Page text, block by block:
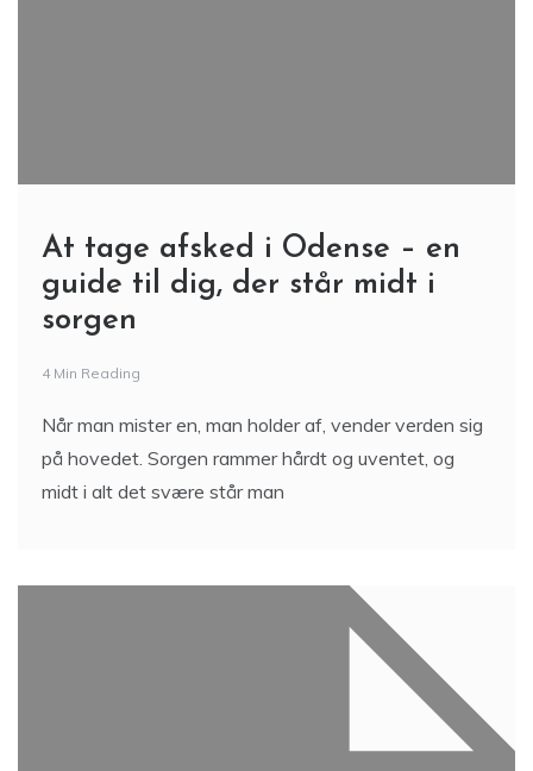
At tage afsked i Odense – en
guide til dig, der står midt i
sorgen
4 Min Reading
Når man mister en, man holder af, vender verden sig
på hovedet. Sorgen rammer hårdt og uventet, og
midt i alt det svære står man